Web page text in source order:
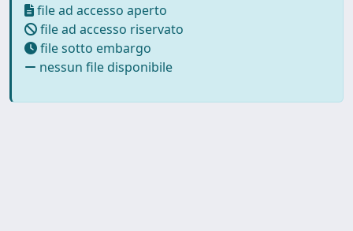
file ad accesso aperto
file ad accesso riservato
file sotto embargo
nessun file disponibile